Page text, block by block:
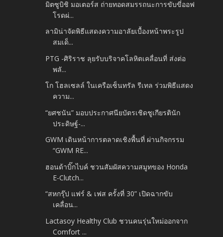
มิตซูบิชิ มอเตอร์ส ถ่ายทอดสมรรถนะการขับขี่ออฟ
โรดผ่...
ลามิน่าจัดพิธีแสดงความอาลัยเบื้องหน้าพระรูป
สมเด็...
PTG -ศิริราช ลุยรับบริจาคโลหิตเคลื่อนที่ ส่งต่อ
พลั...
โก โฮลเซลล์ ในเครือเซ็นทรัล รีเทล ร่วมพิธีแสดง
ความ...
“ยศชนัน” มอบประกาศนียบัตรเชิดชูเกียรตินัก
ประดิษฐ์-...
GWM เดินหน้าการตลาดเชิงพื้นที่ ผ่านกิจกรรม
“GWM RE...
ฮอนด้าบิ๊กไบค์ ชวนสัมผัสความสมูทของ Honda
E-Clutch...
“สหกรุ๊ป แฟร์ & เฟส ครั้งที่ 30” เปิดฉากขับ
เคลื่อน...
Lactasoy Healthy Club ชวนคนรุ่นใหม่ออกจาก
Comfort ...